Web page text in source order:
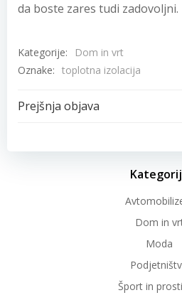
da boste zares tudi zadovoljni.
Kategorije:
Dom in vrt
Oznake: toplotna izolacija
Post
navigation
Prejšnja objava
Dom in
Moda
Šport in